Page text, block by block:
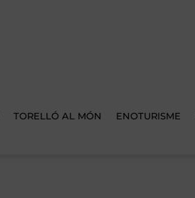
TORELLÓ AL MÓN ENOTURISME